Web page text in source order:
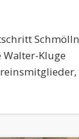
Schmölln
Kluge